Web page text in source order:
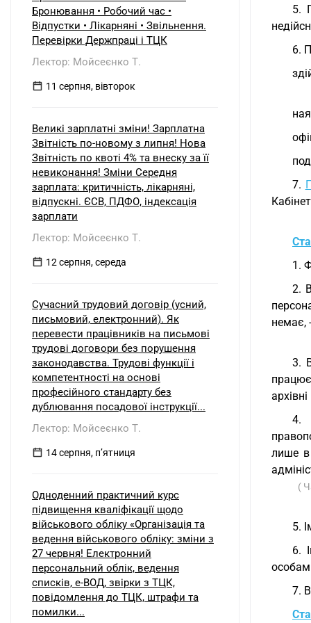
5.
6.
7.
1.
2.
немає,
3.
4.
лише в
(
5.
6.
7.
Бронювання • Робочий час •
Відпустки • Лікарняні • Звільнення.
Перевірки Держпраці і ТЦК
Лектор: Мойсеєнко Т.
11 серпня, вівторок
Великі зарплатні зміни! Зарплатна
Звітність по-новому з липня! Нова
Звітність по квоті 4% та внеску за її
невиконання! Зміни Середня
зарплата: критичність, лікарняні,
відпускні. ЄСВ, ПДФО, індексація
зарплати
Лектор: Мойсеєнко Т.
12 серпня, середа
Сучасний трудовий договір (усний,
письмовий, електронний). Як
перевести працівників на письмові
трудові договори без порушення
законодавства. Трудові функції і
компетентності на основі
професійного стандарту без
дублювання посадової інструкції...
Лектор: Мойсеєнко Т.
14 серпня, пʼятниця
Одноденний практичний курс
підвищення кваліфікації щодо
військового обліку «Організація та
ведення військового обліку: зміни з
27 червня! Електронний
персональний облік, ведення
списків, е-ВОД, звірки з ТЦК,
повідомлення до ТЦК, штрафи та
помилки...